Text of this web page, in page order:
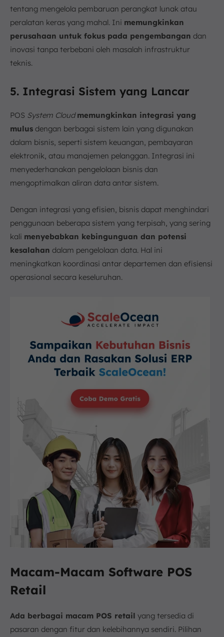
tentang mengelola pembaruan perangkat lunak atau
peralatan keras yang mahal. Ini memungkinkan
perusahaan untuk fokus pada pengembangan dan
inovasi tanpa terbebani oleh masalah infrastruktur
teknis.
5. Integrasi Sistem yang Lancar
POS System Cloud memungkinkan integrasi yang
mulus dengan berbagai sistem lain yang digunakan
dalam bisnis, seperti sistem keuangan, pembayaran
elektronik, atau manajemen pelanggan. Integrasi ini
menyederhanakan pengelolaan bisnis dan
mengoptimalkan aliran data antar sistem.
Dengan integrasi yang efisien, bisnis dapat menghindari
penggunaan beberapa sistem yang terpisah, yang sering
kali menyebabkan kebingunguan dan potensi
kesalahan dalam pengelolaan data. Hal ini
meningkatkan koordinasi antar departemen dan efisiensi
operasional secara keseluruhan.
Macam-Macam Software POS
Retail
Ada berbagai macam POS retail yang tersedia di
pasaran dengan fitur dan kelebihannya sendiri. Pilihan